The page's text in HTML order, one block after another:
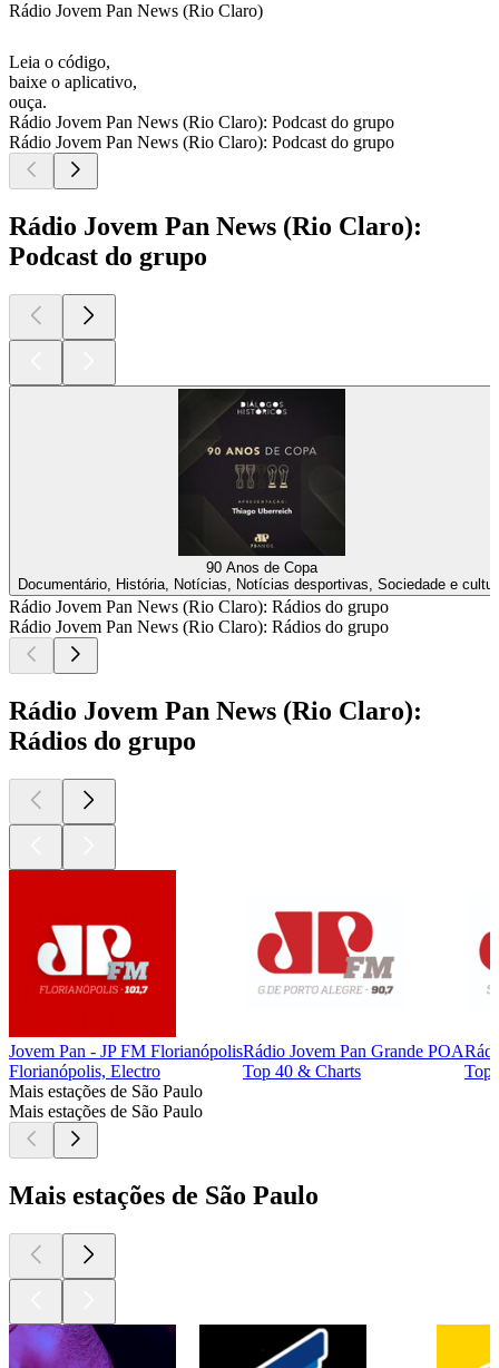
Rádio Jovem Pan News (Rio Claro)
Leia o código,
baixe o aplicativo,
ouça.
Rádio Jovem Pan News (Rio Claro): Podcast do grupo
Rádio Jovem Pan News (Rio Claro): Podcast do grupo
Rádio Jovem Pan News (Rio Claro):
Podcast do grupo
90 Anos de Copa
Documentário, História, Notícias, Notícias desportivas, Sociedade e
Rádio Jovem Pan News (Rio Claro): Rádios do grupo
Rádio Jovem Pan News (Rio Claro): Rádios do grupo
Rádio Jovem Pan News (Rio Claro):
Rádios do grupo
Jovem Pan - JP FM Florianópolis
Florianópolis, Electro
Rádio Jovem Pan Grande POA
Top 40 & Charts
Top
Mais estações de São Paulo
Mais estações de São Paulo
Mais estações de São Paulo